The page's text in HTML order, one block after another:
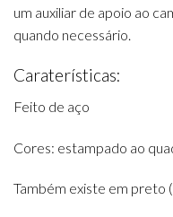
um auxiliar de apoio ao
quando necessário.
Caraterísticas:
Feito de aço
Cores: estampado ao
Também existe em preto